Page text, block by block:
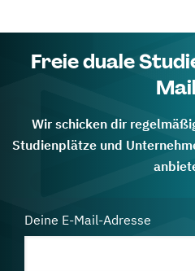
Freie duale
Wir schicken dir
Studienplätze und
Deine E-Mail-Adresse